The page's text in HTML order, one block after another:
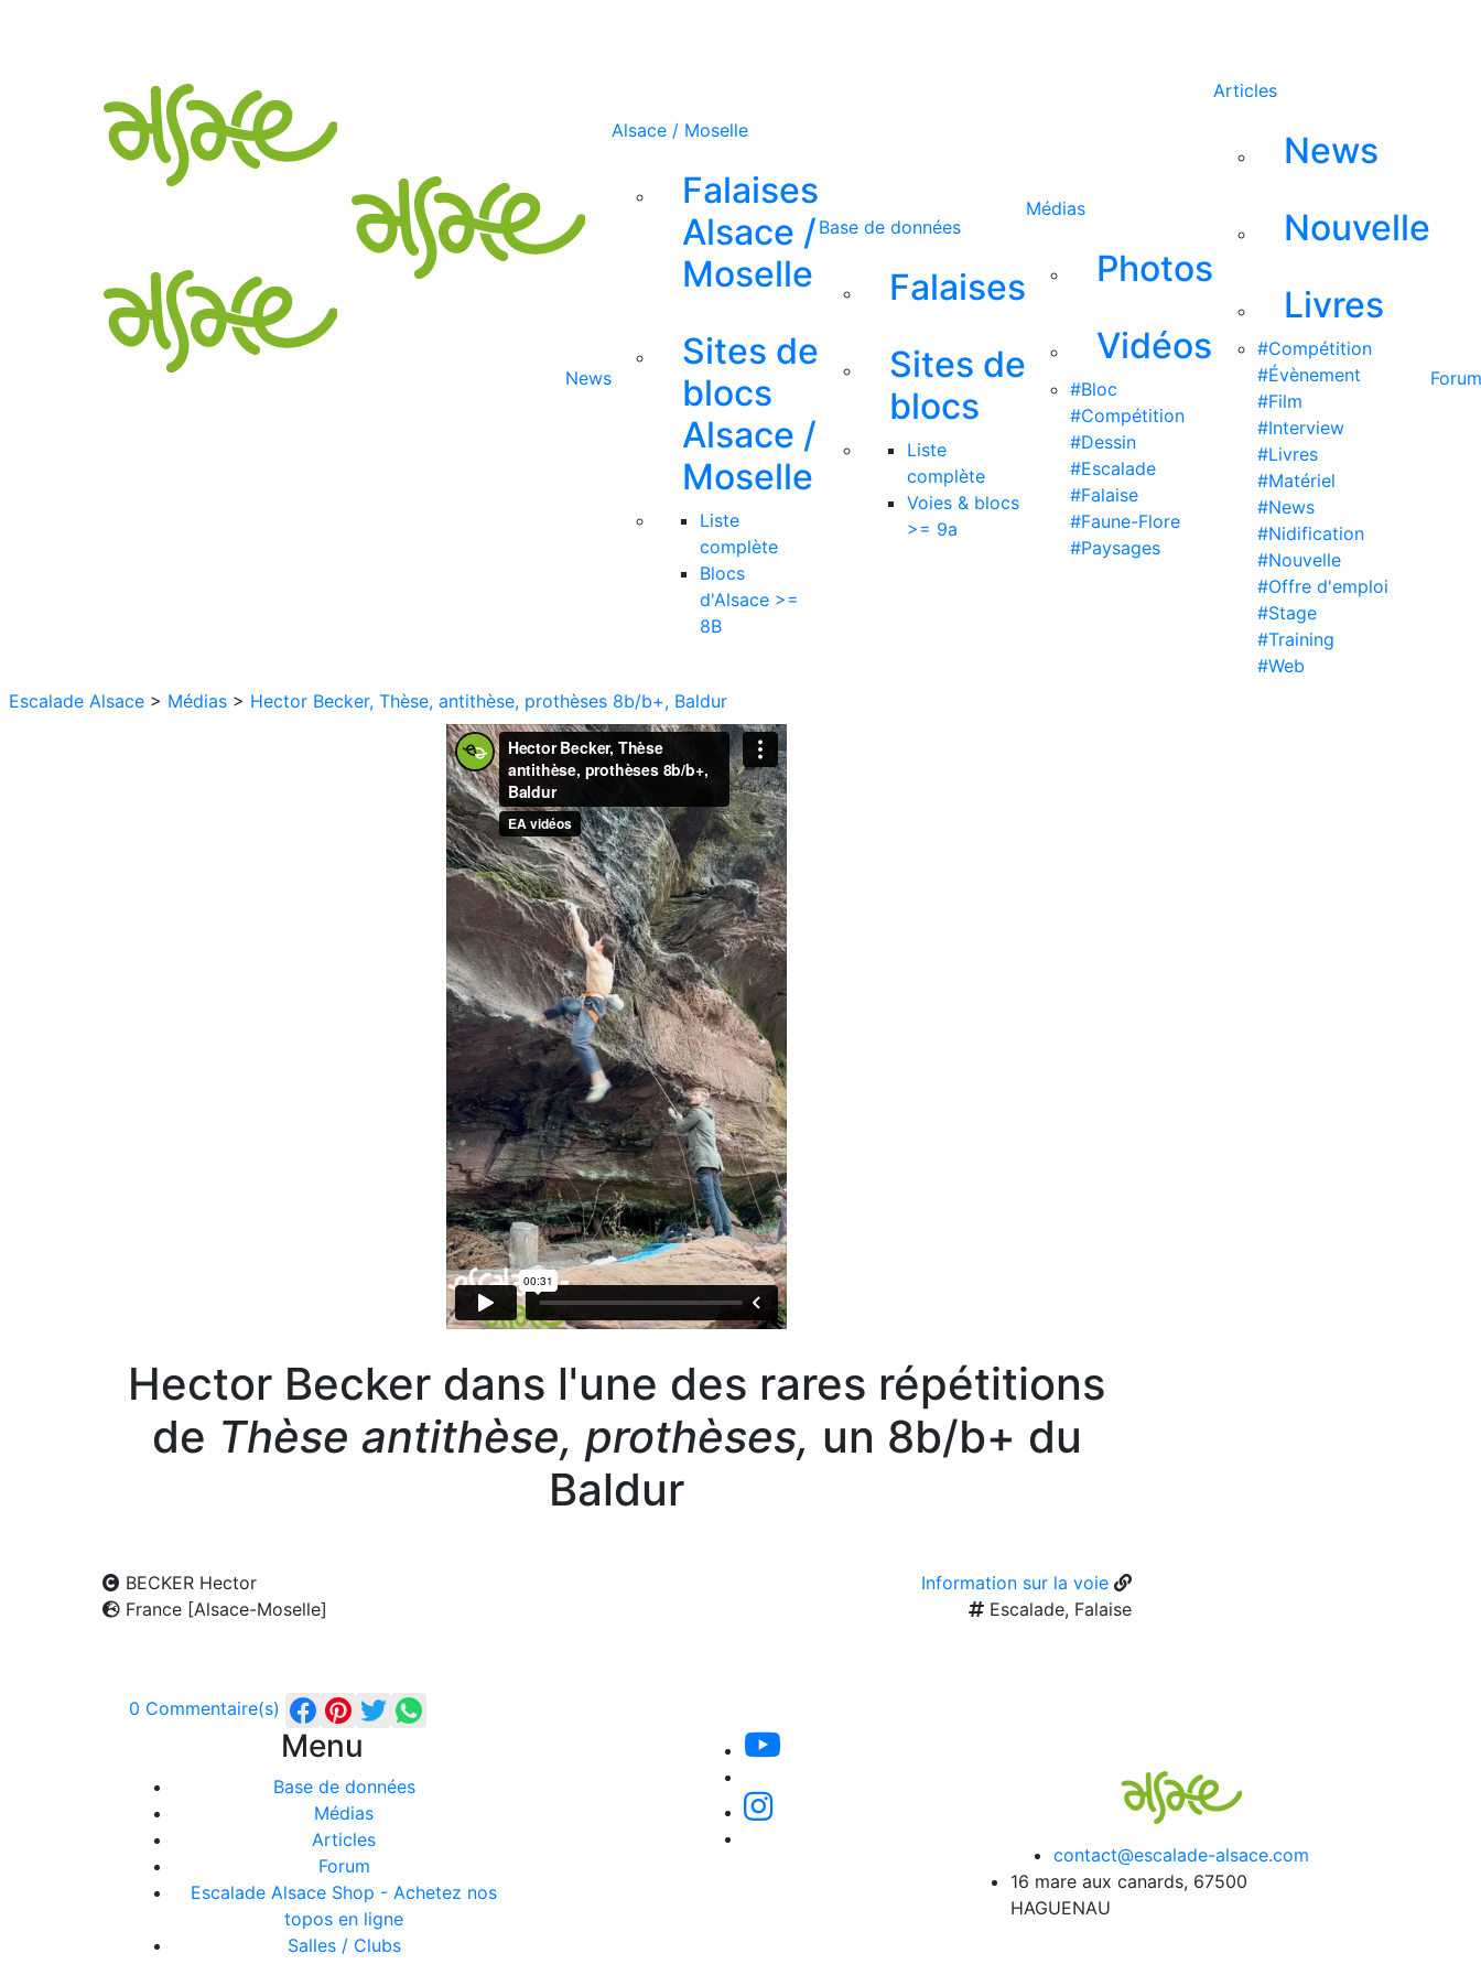
News
Alsace / Moselle
Falaises
Alsace /
Moselle
Sites de
blocs
Alsace /
Moselle
Liste
complète
Blocs
d'Alsace >=
8B
Base de données
Falaises
Sites de
blocs
Liste
complète
Voies & blocs
>= 9a
Médias
Photos
Vidéos
#Bloc
#Compétition
#Dessin
#Escalade
#Falaise
#Faune-Flore
#Paysages
Articles
News
Nouvelle
Livres
#Compétition
#Évènement
#Film
#Interview
#Livres
#Matériel
#News
#Nidification
#Nouvelle
#Offre d'emploi
#Stage
#Training
#Web
Forum
Escalade Alsace > Médias > Hector Becker, Thèse, antithèse, prothèses 8b/b+, Baldur
Hector Becker dans l'une des rares répétitions
de Thèse antithèse, prothèses, un 8b/b+ du
Baldur
BECKER Hector
Information sur la voie
France [Alsace-Moselle]
Escalade, Falaise
0 Commentaire(s)
Menu
Base de données
Médias
Articles
Forum
Escalade Alsace Shop - Achetez nos
topos en ligne
Salles / Clubs
contact@escalade-alsace.com
16 mare aux canards, 67500
HAGUENAU